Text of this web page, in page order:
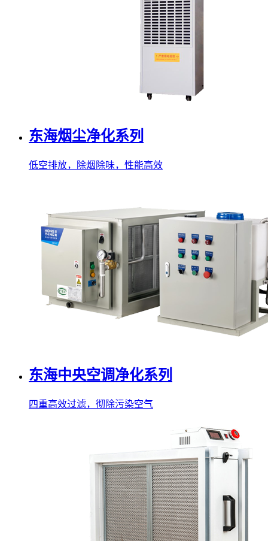
东海烟尘净化系列
低空排放，除烟除味，性能高效
东海中央空调净化系列
四重高效过滤，彻除污染空气